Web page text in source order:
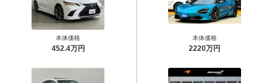
本体価格
452.4万円
本体価格
2220万円